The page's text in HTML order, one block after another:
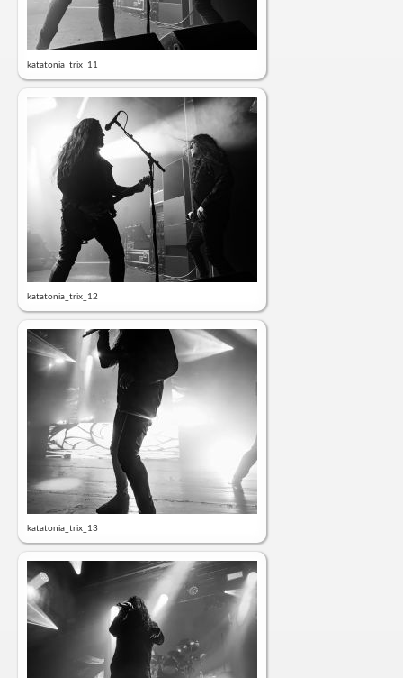
katatonia_trix_11
katatonia_trix_12
katatonia_trix_13